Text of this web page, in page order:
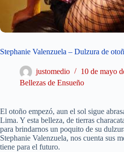
Stephanie Valenzuela – Dulzura de
justomedio
10 de mayo
Bellezas de Ensueño
El otoño empezó, aun el sol sigue
Lima. Y esta belleza, de tierras
para brindarnos un poquito de su
Stephanie Valenzuela, nos cuenta sus
tiene para el futuro.